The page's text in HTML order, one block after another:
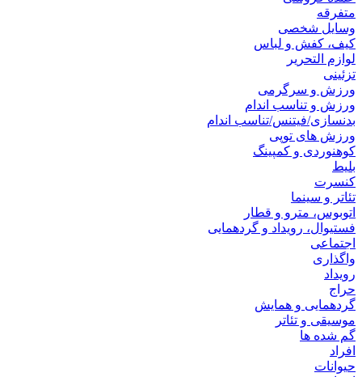
متفرقه
وسایل شخصی
کیف، کفش و لباس
لوازم التحریر
تزئینی
ورزش و سرگرمی
ورزش و تناسب اندام
بدنسازی/فیتنس/تناسب اندام
ورزش های توپی
کوهنوردی و کمپینگ
بلیط
کنسرت
تئاتر و سینما
اتوبوس، مترو و قطار
فستیوال، رویداد و گردهمایی
اجتماعی
واگذاری
رویداد
حراج
گردهمایی و همایش
موسیقی و تئاتر
گم شده ها
افراد
حیوانات